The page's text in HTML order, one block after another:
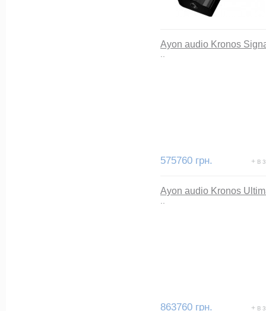
Ayon audio Kronos
575760 грн. + в
Ayon audio Kronos
863760 грн. + в